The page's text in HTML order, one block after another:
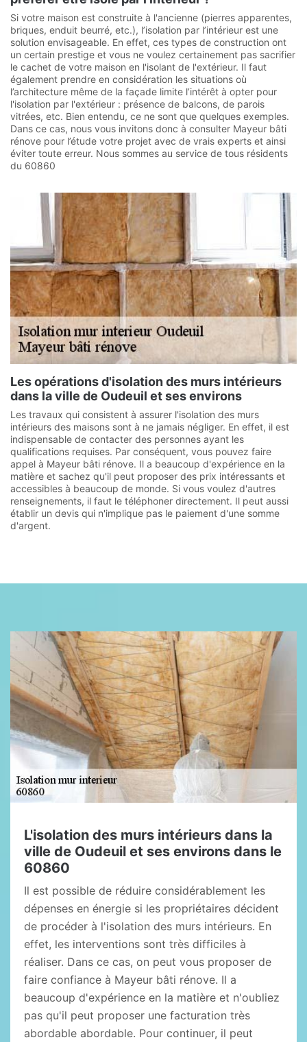
Si votre maison est construite à l'ancienne (pierres apparentes,
briques, enduit beurré, etc.), l’isolation par l’intérieur est une
solution envisageable. En effet, ces types de construction ont
un certain prestige et vous ne voulez certainement pas sacrifier
le cachet de votre maison en l'isolant de l'extérieur. Il faut
également prendre en considération les situations où
l’architecture même de la façade limite l’intérêt à opter pour
l'isolation par l'extérieur : présence de balcons, de parois
vitrées, etc. Bien entendu, ce ne sont que quelques exemples.
Dans ce cas, nous vous invitons donc à consulter Mayeur bâti
rénove pour l’étude votre projet avec de vrais experts et ainsi
éviter toute erreur. Nous sommes au service de tous résidents
du 60860
Les opérations d'isolation des murs intérieurs
dans la ville de Oudeuil et ses environs
Les travaux qui consistent à assurer l'isolation des murs
intérieurs des maisons sont à ne jamais négliger. En effet, il est
indispensable de contacter des personnes ayant les
qualifications requises. Par conséquent, vous pouvez faire
appel à Mayeur bâti rénove. Il a beaucoup d'expérience en la
matière et sachez qu'il peut proposer des prix intéressants et
accessibles à beaucoup de monde. Si vous voulez d'autres
renseignements, il faut le téléphoner directement. Il peut aussi
établir un devis qui n'implique pas le paiement d'une somme
d'argent.
L'isolation des murs intérieurs dans la
ville de Oudeuil et ses environs dans le
60860
Il est possible de réduire considérablement les
dépenses en énergie si les propriétaires décident
de procéder à l'isolation des murs intérieurs. En
effet, les interventions sont très difficiles à
réaliser. Dans ce cas, on peut vous proposer de
faire confiance à Mayeur bâti rénove. Il a
beaucoup d'expérience en la matière et n'oubliez
pas qu'il peut proposer une facturation très
abordable abordable. Pour continuer, il peut